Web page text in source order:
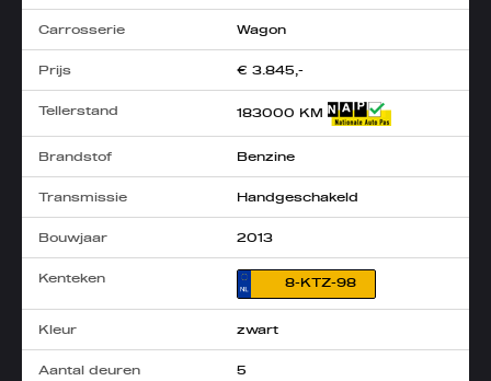
Carrosserie Wagon
Prijs € 3.845,-
Tellerstand 183000 KM
Brandstof Benzine
Transmissie Handgeschakeld
Bouwjaar 2013
Kenteken 8-KTZ-98
Kleur zwart
Aantal deuren 5